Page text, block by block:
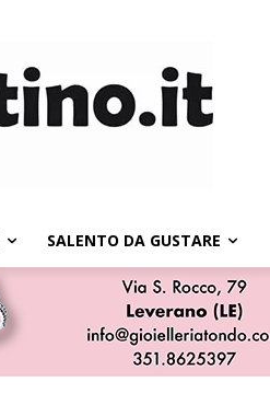
SALENTO DA GUSTARE